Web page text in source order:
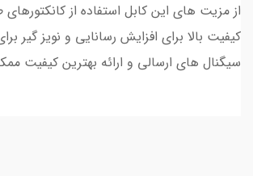
کیفیت بالا برای افزایش رسانایی و نویز گیر
سیگنال های ارسالی و ارائه بهترین کیفیت